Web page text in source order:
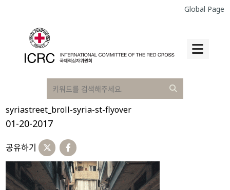
Global Page
syriastreet_broll-syria-st-flyover
01-20-2017
공유하기